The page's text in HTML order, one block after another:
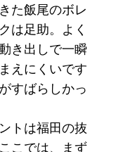
た飯尾のボレ
は足助。よく
き出しで一瞬
えにくいです
すばらしかっ
トは福田の抜
こでは、まず